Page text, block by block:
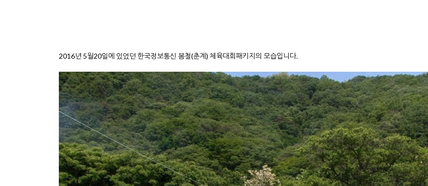
2016년 5월20일에 있었던 한국정보통신 봄철(춘계) 체육대회패키지의 모습입니다.